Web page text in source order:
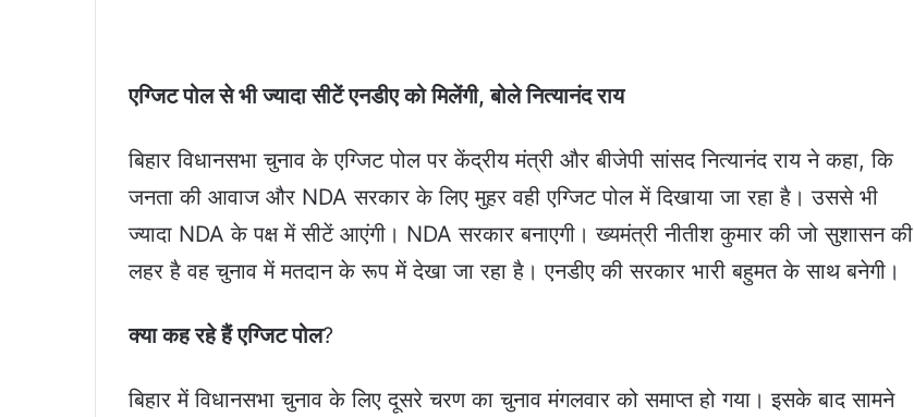
एग्जिट पोल से भी ज्यादा सीटें एनडीए को मिलेंगी, बोले नित्यानंद राय
बिहार विधानसभा चुनाव के एग्जिट पोल पर केंद्रीय मंत्री और बीजेपी सांसद नित्यानंद राय ने कहा, कि
जनता की आवाज और NDA सरकार के लिए मुहर वही एग्जिट पोल में दिखाया जा रहा है। उससे भी
ज्यादा NDA के पक्ष में सीटें आएंगी। NDA सरकार बनाएगी। ख्यमंत्री नीतीश कुमार की जो सुशासन की
लहर है वह चुनाव में मतदान के रूप में देखा जा रहा है। एनडीए की सरकार भारी बहुमत के साथ बनेगी।
क्या कह रहे हैं एग्जिट पोल?
बिहार में विधानसभा चुनाव के लिए दूसरे चरण का चुनाव मंगलवार को समाप्त हो गया। इसके बाद सामने